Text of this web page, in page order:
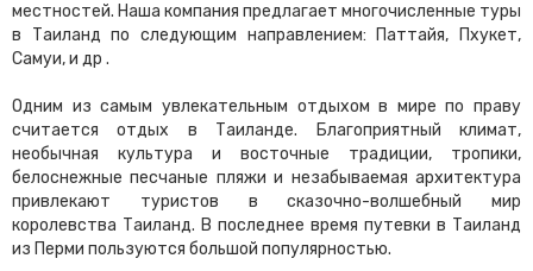
местностей. Наша компания предлагает многочисленные туры
в Таиланд по следующим направлением: Паттайя, Пхукет,
Самуи, и др .
Одним из самым увлекательным отдыхом в мире по праву
считается отдых в Таиланде. Благоприятный климат,
необычная культура и восточные традиции, тропики,
белоснежные песчаные пляжи и незабываемая архитектура
привлекают туристов в сказочно-волшебный мир
королевства Таиланд. В последнее время путевки в Таиланд
из Перми пользуются большой популярностью.